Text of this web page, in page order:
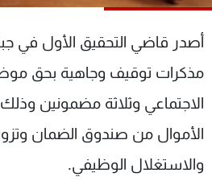
أصدر قاضي التحقيق الأول في
مذكرات توقيف وجاهية بحق
الاجتماعي وثلاثة مضمونين
الأموال من صندوق الضمان
والاستغلال الوظيفي.
جدول البرامج
شاهد البرامج
عن MTV
الإنـتـاج
لاعلاناتكم
وظائف
تواصل معنا
شروط